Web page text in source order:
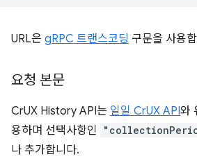
URL은 gRPC 트랜스코딩 구문을 사용
요청 본문
CrUX History API는 일일 CrUX API와
용하며 선택사항인
나 추가합니다.